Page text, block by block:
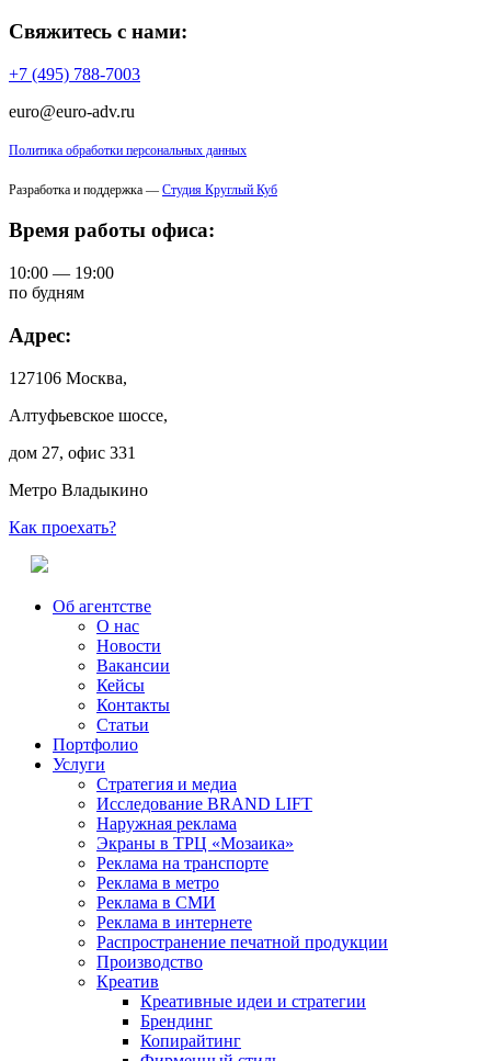
Свяжитесь с нами:
+7 (495) 788-7003
euro@euro-adv.ru
Политика обработки персональных данных
Разработка и поддержка — Студия Круглый Куб
Время работы офиса:
10:00 — 19:00
по будням
Адрес:
127106 Москва,
Алтуфьевское шоссе,
дом 27, офис 331
Метро Владыкино
Как проехать?
Об агентстве
О нас
Новости
Вакансии
Кейсы
Контакты
Статьи
Портфолио
Услуги
Стратегия и медиа
Исследование BRAND LIFT
Наружная реклама
Экраны в ТРЦ «Мозаика»
Реклама на транспорте
Реклама в метро
Реклама в СМИ
Реклама в интернете
Распространение печатной продукции
Производство
Креатив
Креативные идеи и стратегии
Брендинг
Копирайтинг